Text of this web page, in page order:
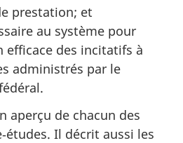
prestation; et
au système pour
efficace des incitatifs à
administrés par le
aperçu de chacun des
Il décrit aussi les